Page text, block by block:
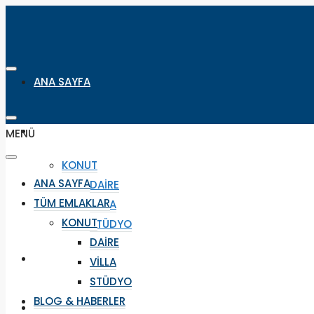
ANA SAYFA
TÜM EMLAKLAR
KONUT
DAIRE
VILLA
STÜDYO
BLOG & HABERLER
SEYAHAT & REZERVASYON
MENÜ
ANA SAYFA
TÜM EMLAKLAR
KONUT
DAIRE
VILLA
STÜDYO
BLOG & HABERLER